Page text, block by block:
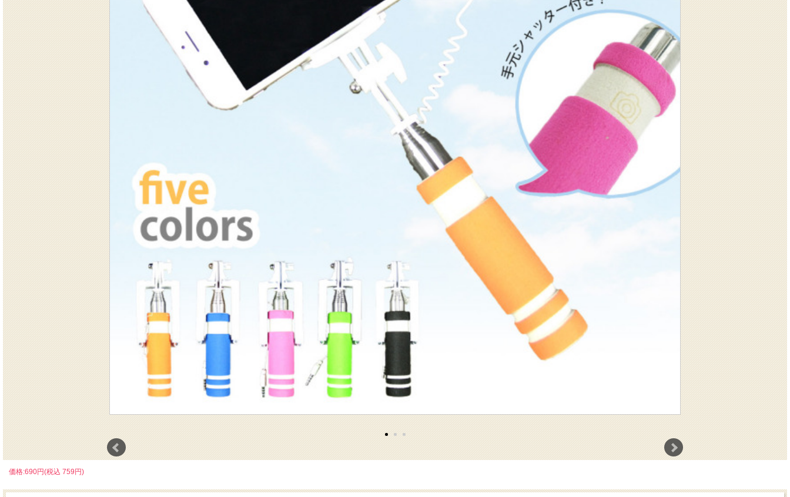
価格:690円(税込 759円)